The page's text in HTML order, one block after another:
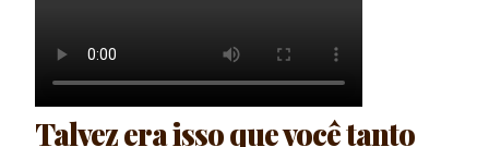
Talvez era isso que você tanto